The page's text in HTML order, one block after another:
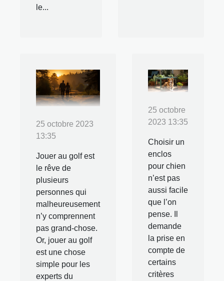
le...
25 octobre 2023
13:35
Jouer au golf est
le rêve de
plusieurs
personnes qui
malheureusement
n’y comprennent
pas grand-chose.
Or, jouer au golf
est une chose
simple pour les
experts du
25 octobre
2023 13:35
Choisir un
enclos
pour chien
n’est pas
aussi facile
que l’on
pense. Il
demande
la prise en
compte de
certains
critères